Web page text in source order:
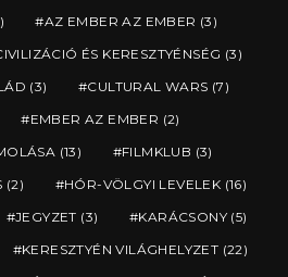
AZ EMBER AZ EMBER (3)
ÉS KERESZTYÉNSÉG (3)
(3) CULTURAL WARS (7)
EMBER AZ EMBER (2)
(13) FILMKLUB (3)
(2) HÓR-VÖLGYI LEVELEK (16)
JEGYZET (3) KARÁCSONY(5)
KERESZTYÉN VILÁGHELYZET (22)